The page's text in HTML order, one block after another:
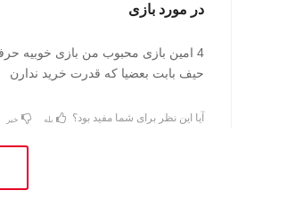
در مورد بازی
حیف بابت بعضیا که قدرت خرید ندارن
آیا این نظر برای شما مفید بود؟ بله خیر